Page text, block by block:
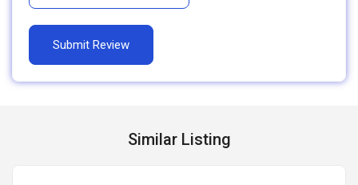
Similar Listing